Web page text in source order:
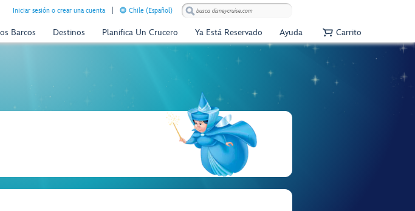
Iniciar sesión o crear una cuenta Chile (Español)
Barcos Destinos Planifica Un Crucero Ya Está Reservado Ayuda Carrito